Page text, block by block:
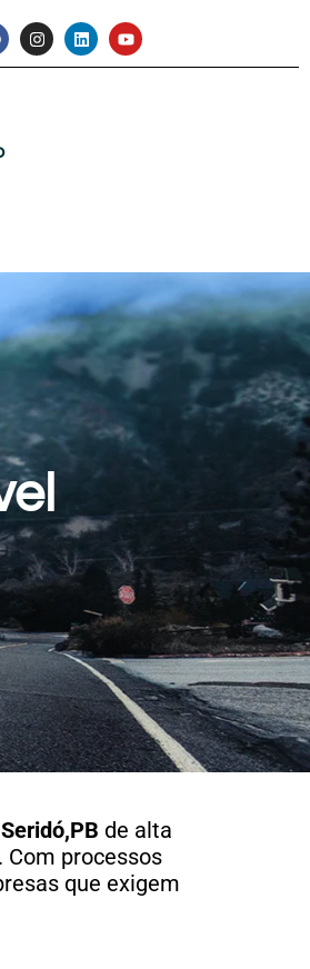
de alta
processos
que exigem